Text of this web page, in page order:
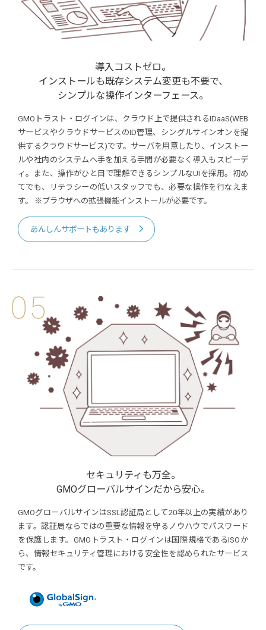
導入コストゼロ。
インストールも既存システム変更も不要で、
シンプルな操作インターフェース。
GMOトラスト・ログインは、クラウド上で提供されるIDaaS(WEB
サービスやクラウドサービスのID管理、シングルサインオンを提
供するクラウドサービス)です。サーバを用意したり、インストー
ルや社内のシステムへ手を加える手間が必要なく導入もスピーデ
ィ。また、操作がひと目で理解できるシンプルなUIを採用。初め
てでも、リテラシーの低いスタッフでも、必要な操作を行なえま
す。
※ブラウザへの拡張機能インストールが必要です。
あんしんサポートもあります
セキュリティも万全。
GMOグローバルサインだから安心。
GMOグローバルサインはSSL認証局として20年以上の実績があり
ます。認証局ならではの重要な情報を守るノウハウでパスワード
を保護します。GMOトラスト・ログインは国際規格であるISOか
ら、情報セキュリティ管理における安全性を認められたサービス
です。